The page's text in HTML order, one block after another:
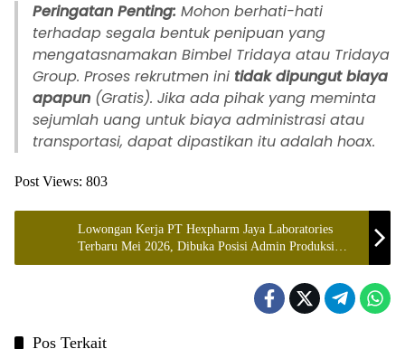
Peringatan Penting: Mohon berhati-hati
terhadap segala bentuk penipuan yang
mengatasnamakan Bimbel Tridaya atau Tridaya
Group. Proses rekrutmen ini tidak dipungut biaya
apapun (Gratis). Jika ada pihak yang meminta
sejumlah uang untuk biaya administrasi atau
transportasi, dapat dipastikan itu adalah hoax.
Post Views: 803
Lowongan Kerja PT Hexpharm Jaya Laboratories
Terbaru Mei 2026, Dibuka Posisi Admin Produksi
untuk Lulusan SMK
Pos Terkait